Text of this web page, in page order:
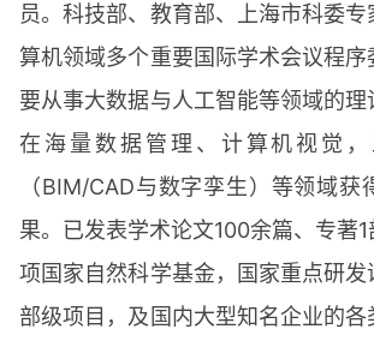
员。科技部、教育部、上海市科委
算机领域多个重要国际学术会议程
要从事大数据与人工智能等领域的理
在海量数据管理、计算机视觉
（BIM/CAD与数字孪生）等领域获
果。已发表学术论文100余篇、专著
项国家自然科学基金，国家重点研
部级项目，及国内大型知名企业的各